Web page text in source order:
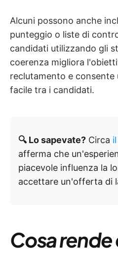
Alcuni possono anche
punteggio o liste di
candidati utilizzando gli
coerenza migliora
reclutamento e
facile tra i candidati.
🔍 Lo sapevate? Circa
afferma che
piacevole influenza la
accettare un'offerta di
Cosa